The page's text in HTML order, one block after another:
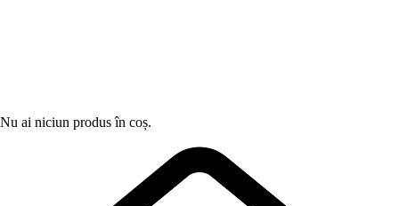
Nu ai niciun produs în coș.